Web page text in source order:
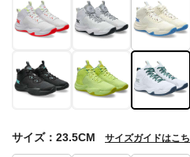
サイズ：23.5CM サイズガイドはこ